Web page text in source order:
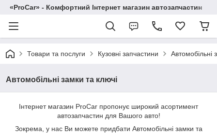
«ProCar» - Комфортний Інтернет магазин автозапчастин
Товари та послуги Кузовні запчастини Автомобільні
Автомобільні замки та ключі
Інтернет магазин ProCar пропонує широкий асортимент
автозапчастин для Вашого авто!
Зокрема, у нас Ви можете придбати Автомобільні замки та